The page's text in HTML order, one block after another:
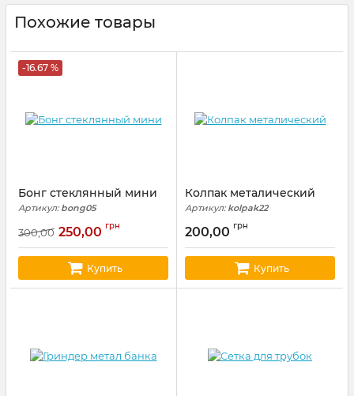
Похожие товары
-16.67 %
Бонг стеклянный мини
Артикул:bong05
300,00 250,00 грн
Купить
Колпак металический
Артикул:kolpak22
200,00 грн
Купить